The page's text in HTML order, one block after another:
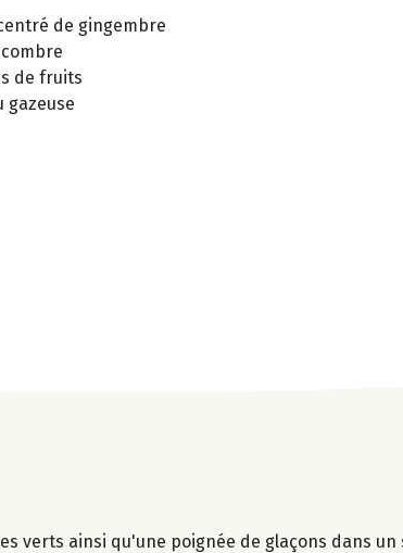
de gingembre
de fruits
gazeuse
verts ainsi qu'une poignée de glaçons dans un